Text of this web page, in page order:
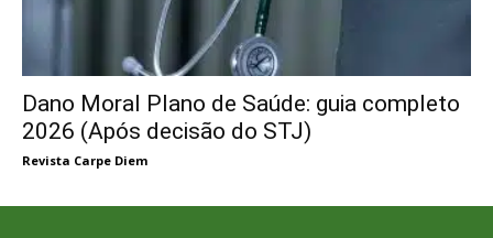
Dano Moral Plano de Saúde: guia completo
2026 (Após decisão do STJ)
Revista Carpe Diem